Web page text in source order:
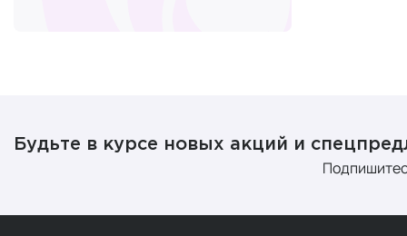
Среди них
волны или
Будьте в курсе новых акций и